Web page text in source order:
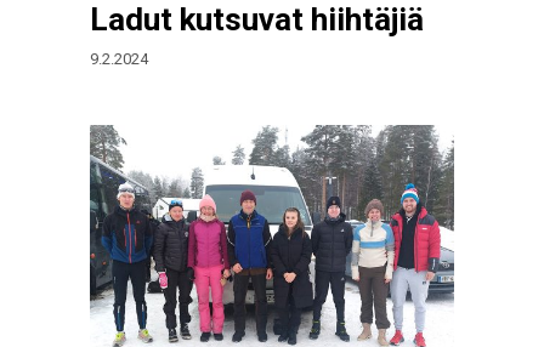
Ladut kutsuvat hiihtäjiä
9.2.2024